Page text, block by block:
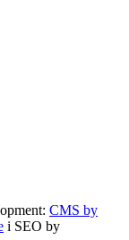
CMS by
i SEO by